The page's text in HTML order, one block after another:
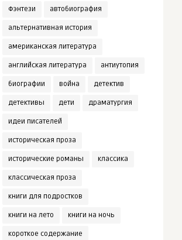
Фэнтези автобиография
альтернативная история
американская литература
английская литература антиутопия
биографии война детектив
детективы дети драматургия
идеи писателей
историческая проза
исторические романы классика
классическая проза
книги для подростков
книги на лето книги на ночь
короткое содержание